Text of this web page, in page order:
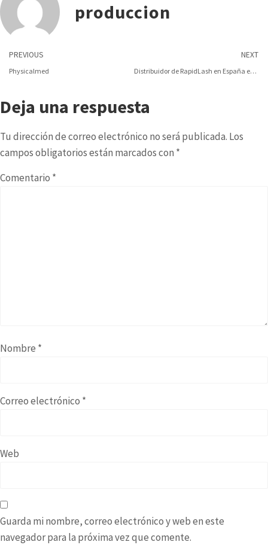
produccion
PREVIOUS
Physicalmed
NEXT
Distribuidor de RapidLash en España en el canal profesional online
Deja una respuesta
Tu dirección de correo electrónico no será publicada. Los
campos obligatorios están marcados con *
Comentario *
Nombre *
Correo electrónico *
Web
Guarda mi nombre, correo electrónico y web en este
navegador para la próxima vez que comente.